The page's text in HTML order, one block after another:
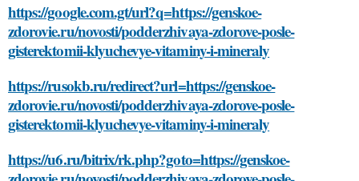
https://google.com.gt/url?q=https://genskoe-
zdorovie.ru/novosti/podderzhivaya-zdorove-posle-
gisterektomii-klyuchevye-vitaminy-i-mineraly
https://rusokb.ru/redirect?url=https://genskoe-
zdorovie.ru/novosti/podderzhivaya-zdorove-posle-
gisterektomii-klyuchevye-vitaminy-i-mineraly
https://u6.ru/bitrix/rk.php?goto=https://genskoe-